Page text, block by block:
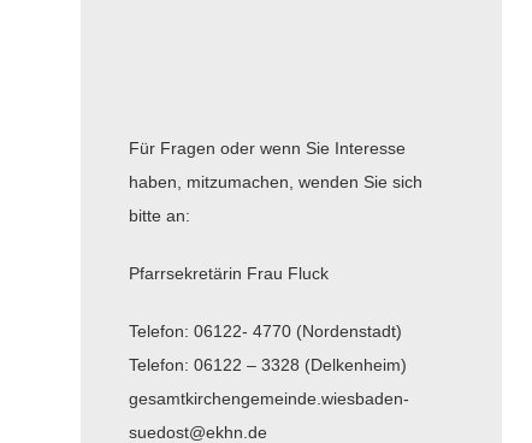
Für Fragen oder wenn Sie Interesse
haben, mitzumachen, wenden Sie sich
bitte an:
Pfarrsekretärin Frau Fluck
Telefon: 06122- 4770 (Nordenstadt)
Telefon: 06122 – 3328 (Delkenheim)
gesamtkirchengemeinde.wiesbaden-
suedost@ekhn.de